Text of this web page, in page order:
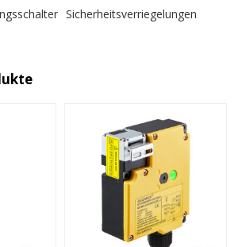
Sicherheitsverriegelungen